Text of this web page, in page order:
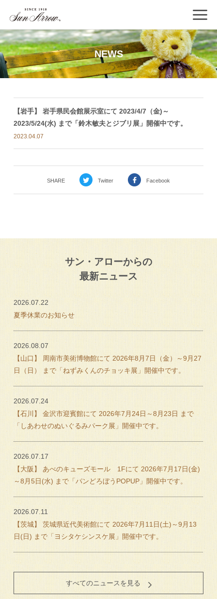
NEWS
【岩手】 岩手県民会館展示室にて 2023/4/7（金)～
2023/5/24(水) まで「鈴木敏夫とジブリ展」開催中です。
2023.04.07
SHARE Twitter Facebook
サン・アローからの
最新ニュース
2026.07.22
夏季休業のお知らせ
2026.08.07
【山口】 周南市美術博物館にて 2026年8月7日（金）～9月27
日（日） まで「ねずみくんのチョッキ展」開催中です。
2026.07.24
【石川】 金沢市迎賓館にて 2026年7月24日～8月23日 まで
「しあわせのぬいぐるみパーク展」開催中です。
2026.07.17
【大阪】 あべのキューズモール 1Fにて 2026年7月17日(金)
～8月5日(水) まで「パンどろぼうPOPUP」開催中です。
2026.07.11
【茨城】 茨城県近代美術館にて 2026年7月11日(土)～9月13
日(日) まで「ヨシタケシンスケ展」開催中です。
すべてのニュースを見る